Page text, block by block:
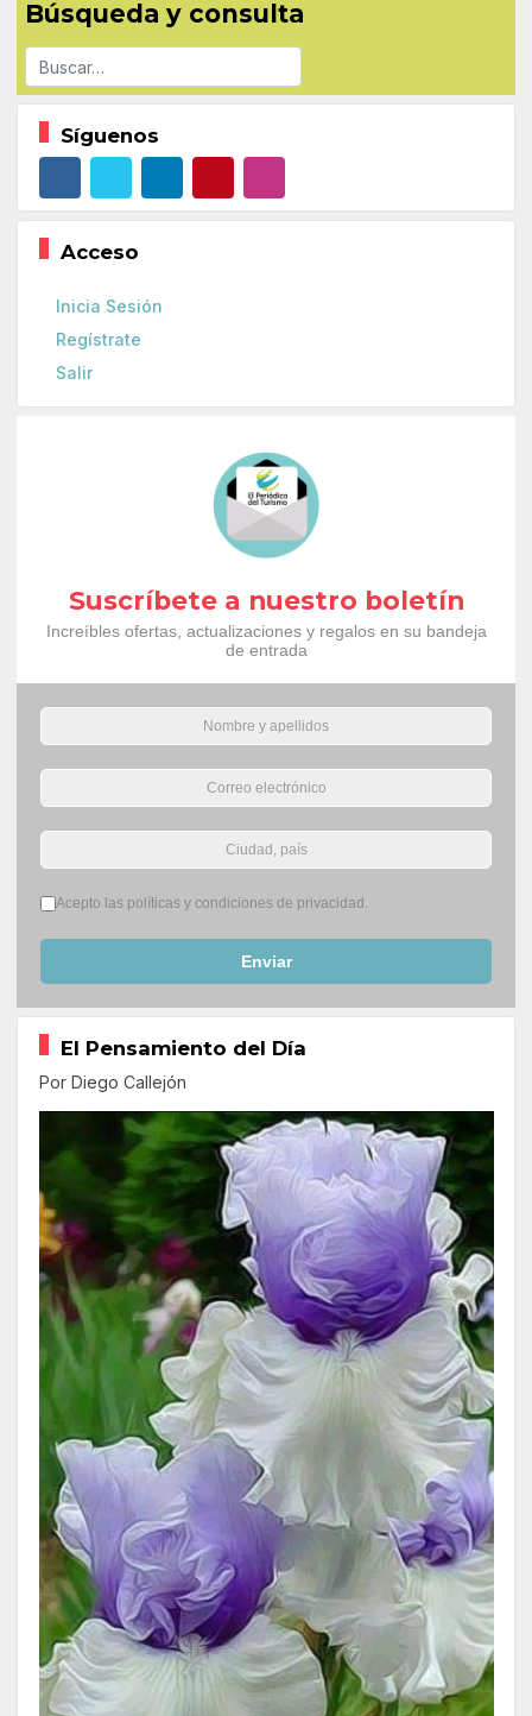
Búsqueda y consulta
Buscar
Síguenos
Acceso
Inicia Sesión
Regístrate
Salir
Suscríbete a nuestro boletín
Increíbles ofertas, actualizaciones y regalos en su bandeja
de entrada
Términos del servicio*
Acepto las políticas y condiciones de privacidad.
Enviar
El Pensamiento del Día
Por Diego Callejón